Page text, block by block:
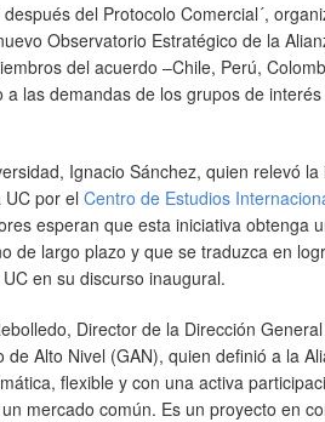
del Protocolo Comercial´,
Observatorio Estratégico de la
del acuerdo –Chile, Perú,
las demandas de los grupos de
Ignacio Sánchez, quien relevó
por el Centro de Estudios
esperan que esta iniciativa obtenga
de largo plazo y que se traduzca en
en su discurso inaugural.
Director de la Dirección
Alto Nivel (GAN), quien definió a la
flexible y con una activa
mercado común. Es un proyecto en